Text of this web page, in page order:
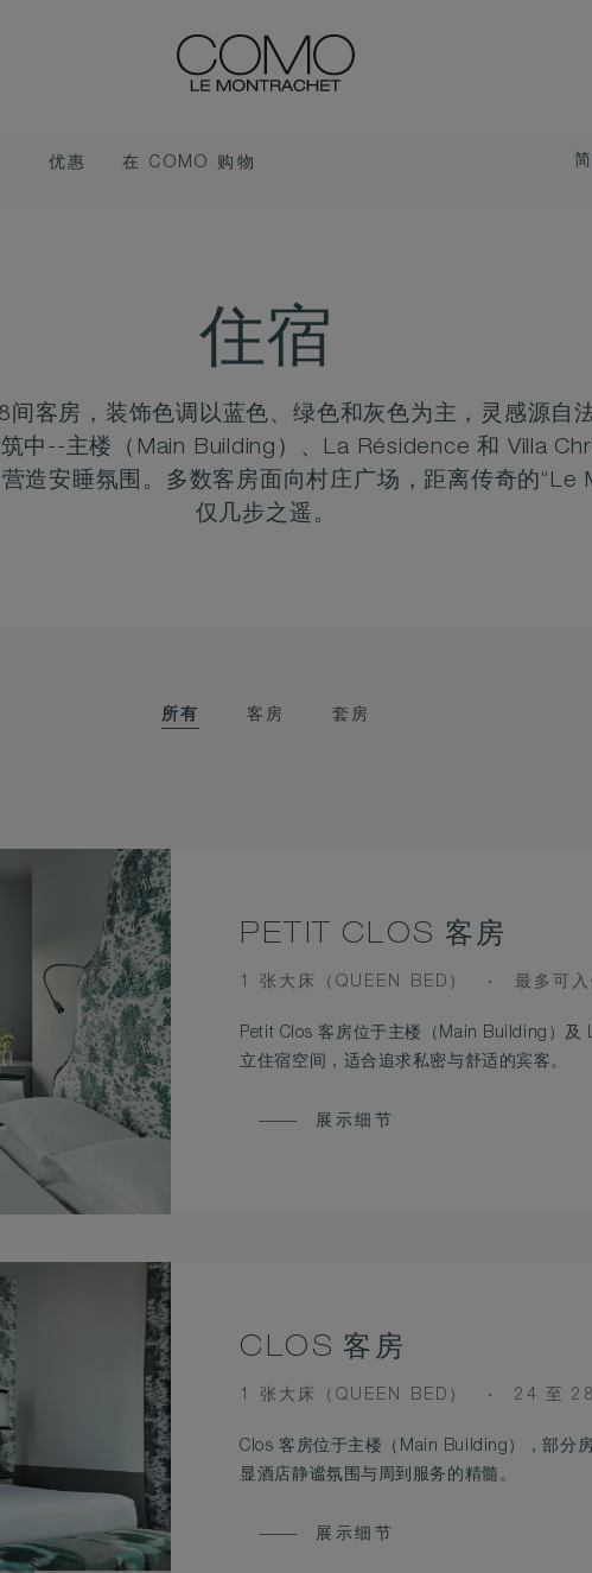
优惠
在 COMO 购物
住宿
客房，装饰色调以蓝色、绿色和灰色为主，灵感源自
中--主楼（Main Building）、La Résidence 和 Villa
造安睡氛围。多数客房面向村庄广场，距离传奇的“Le
仅几步之遥。
所有 客房 套房
PETIT CLOS 客房
BEDS
1 张大床（QUEEN BED） 最多可
Petit Clos 客房位于主楼（Main Building）及
立住宿空间，适合追求私密与舒适的宾客。
展示细节
CLOS 客房
BEDS
1 张大床（QUEEN BED）
ROOM
24 至
Clos 客房位于主楼（Main Building），部分
显酒店静谧氛围与周到服务的精髓。
展示细节